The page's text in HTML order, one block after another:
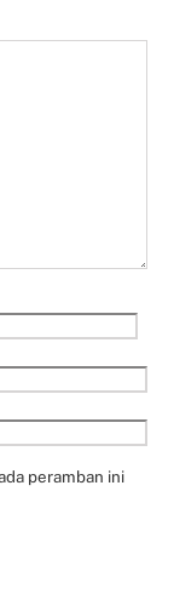
peramban ini